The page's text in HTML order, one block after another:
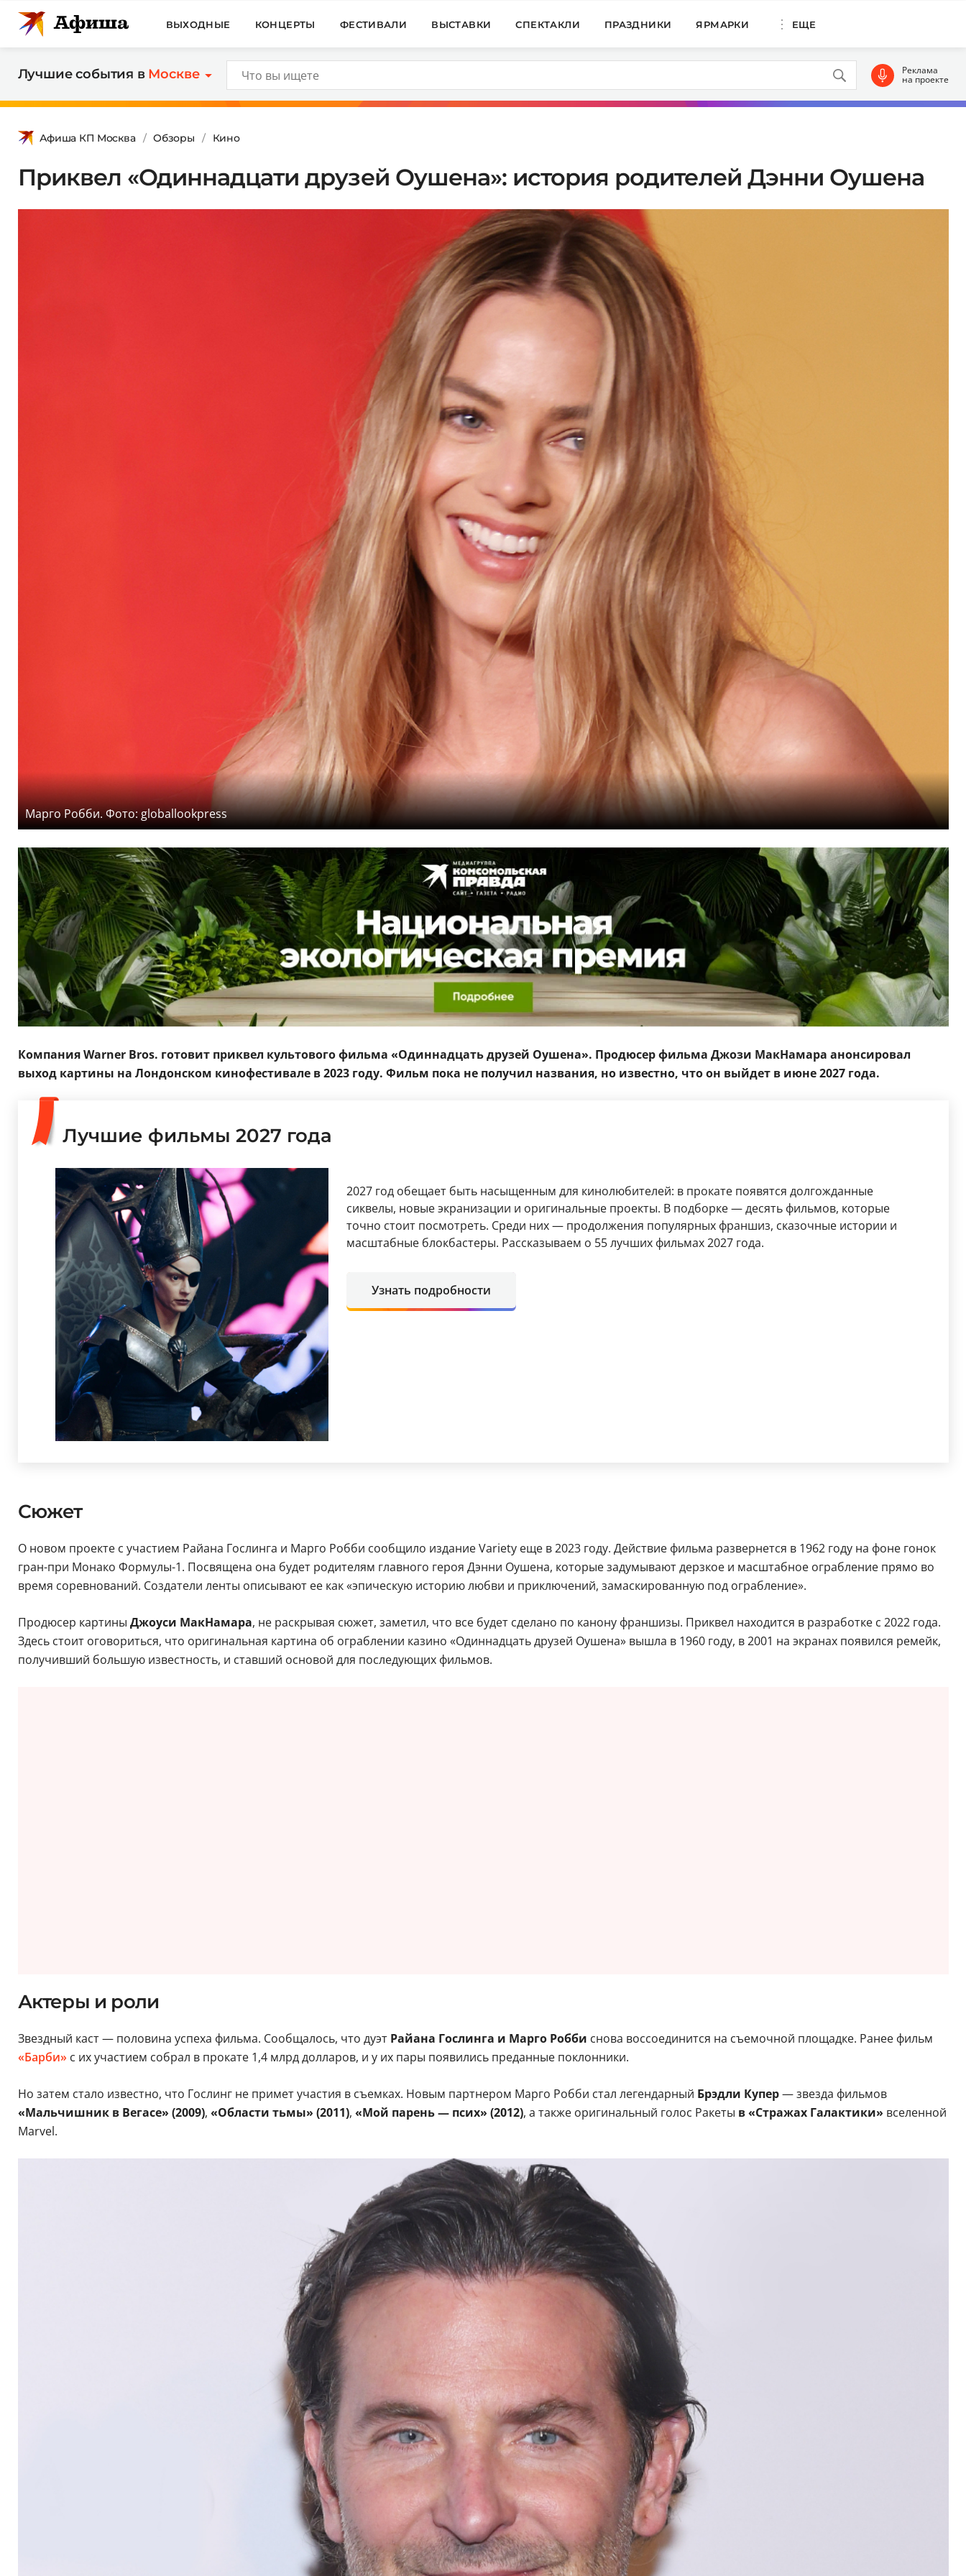
ВЫХОДНЫЕ КОНЦЕРТЫ ФЕСТИВАЛИ ВЫСТАВКИ СПЕКТАКЛИ ПРАЗДНИКИ ЯРМАРКИ ЕЩЕ
Лучшие события в Москве Реклама
на проекте
Афиша КП Москва Обзоры Кино
Приквел «Одиннадцати друзей Оушена»: история родителей Дэнни Оушена
Марго Робби. Фото: globallookpress
Компания Warner Bros. готовит приквел культового фильма «Одиннадцать друзей Оушена». Продюсер фильма Джози МакНамара анонсировал
выход картины на Лондонском кинофестивале в 2023 году. Фильм пока не получил названия, но известно, что он выйдет в июне 2027 года.
Лучшие фильмы 2027 года
2027 год обещает быть насыщенным для кинолюбителей: в прокате появятся долгожданные
сиквелы, новые экранизации и оригинальные проекты. В подборке — десять фильмов, которые
точно стоит посмотреть. Среди них — продолжения популярных франшиз, сказочные истории и
масштабные блокбастеры. Рассказываем о 55 лучших фильмах 2027 года.
Узнать подробности
Сюжет
О новом проекте с участием Райана Гослинга и Марго Робби сообщило издание Variety еще в 2023 году. Действие фильма развернется в 1962 году на фоне гонок
гран-при Монако Формулы-1. Посвящена она будет родителям главного героя Дэнни Оушена, которые задумывают дерзкое и масштабное ограбление прямо во
время соревнований. Создатели ленты описывают ее как «эпическую историю любви и приключений, замаскированную под ограбление».
Продюсер картины Джоуси МакНамара, не раскрывая сюжет, заметил, что все будет сделано по канону франшизы. Приквел находится в разработке с 2022 года.
Здесь стоит оговориться, что оригинальная картина об ограблении казино «Одиннадцать друзей Оушена» вышла в 1960 году, в 2001 на экранах появился ремейк,
получивший большую известность, и ставший основой для последующих фильмов.
Актеры и роли
Звездный каст — половина успеха фильма. Сообщалось, что дуэт Райана Гослинга и Марго Робби снова воссоединится на съемочной площадке. Ранее фильм
«Барби»с их участием собрал в прокате 1,4 млрд долларов, и у их пары появились преданные поклонники.
Но затем стало известно, что Гослинг не примет участия в съемках. Новым партнером Марго Робби стал легендарный Брэдли Купер— звезда фильмов
«Мальчишник в Вегасе» (2009), «Области тьмы» (2011), «Мой парень — псих» (2012), а также оригинальный голос Ракеты в «Стражах Галактики» вселенной
Marvel.